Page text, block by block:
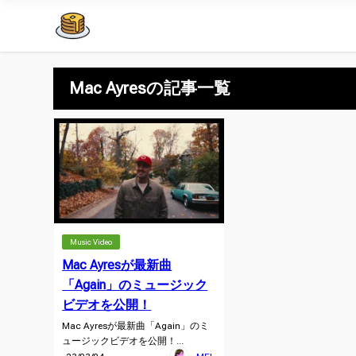
Mac Ayresの記事一覧
Music Video
Mac Ayresが最新曲
「Again」のミュージック
ビデオを公開！
Mac Ayresが最新曲「Again」のミ
ュージックビデオを公開！...